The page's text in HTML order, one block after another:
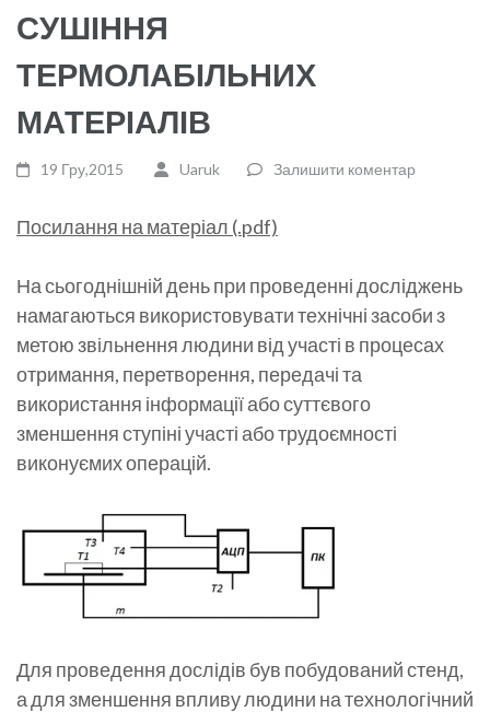
СУШІННЯ
ТЕРМОЛАБІЛЬНИХ
МАТЕРІАЛІВ
19 Гру,2015 Uaruk Залишити коментар
Посилання на матеріал (.pdf)
На сьогоднішній день при проведенні досліджень
намагаються використовувати технічні засоби з
метою звільнення людини від участі в процесах
отримання, перетворення, передачі та
використання інформації або суттєвого
зменшення ступіні участі або трудоємності
виконуємих операцій.
Для проведення дослідів був побудований стенд,
а для зменшення впливу людини на технологічний